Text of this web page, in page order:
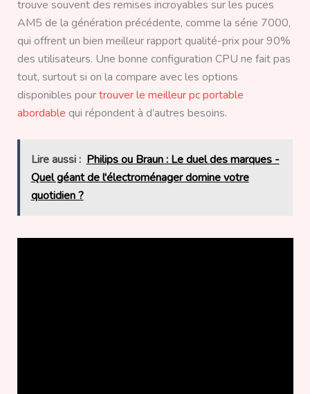
trouve souvent des remises incroyables sur les puces
AM5 de la génération précédente, comme la série 7000,
qui offrent un bien meilleur rapport qualité-prix pour 90%
des utilisateurs. Une bonne configuration CPU ne fait pas
tout, surtout si on la compare avec les options
disponibles pourtrouver le meilleur pc portable
abordable qui répondent à d’autres besoins.
Lire aussi : Philips ou Braun : Le duel des marques -
Quel géant de l'électroménager domine votre
quotidien ?